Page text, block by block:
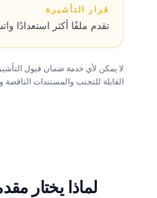
قرار التأشيرة
تقدم ملفًا أكثر استعدادًا
القابلة للتجنب والمستندات الناقصة
لماذا يختار